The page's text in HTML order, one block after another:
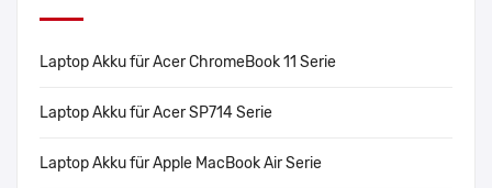
Laptop Akku für Acer ChromeBook 11 Serie
Laptop Akku für Acer SP714 Serie
Laptop Akku für Apple MacBook Air Serie